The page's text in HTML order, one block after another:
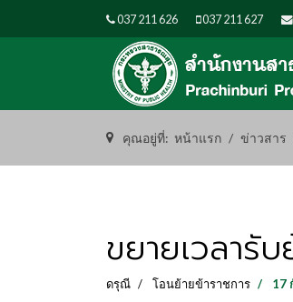
037 211 626 037 211 627
คุณอยู่ที่: หน้าแรก ข่าวสาร
ขยายเวลารั
ดรุณี โอนย้ายข้าราชการ 17